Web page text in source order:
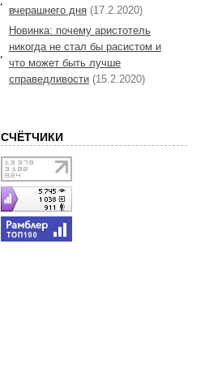
вчерашнего дня (17.2.2020)
Новинка: почему аристотель
никогда не стал бы расистом и
что может быть лучше
справедливости (15.2.2020)
СЧЁТЧИКИ